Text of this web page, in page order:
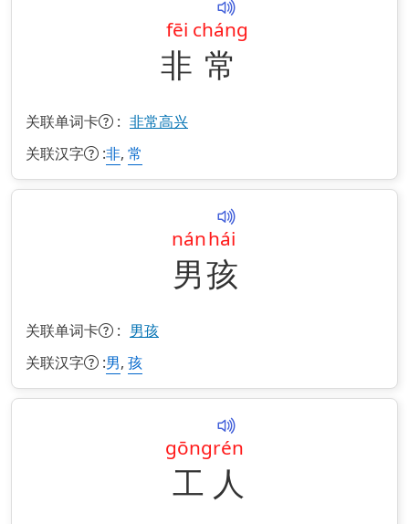
非
fēi
常
cháng
关联单词卡 : 非常高兴
关联汉字 :非, 常
男
nán
孩
hái
关联单词卡 : 男孩
关联汉字 :男, 孩
工
gōng
人
rén